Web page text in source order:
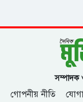
সম্পাদক
গোপনীয় নীতি